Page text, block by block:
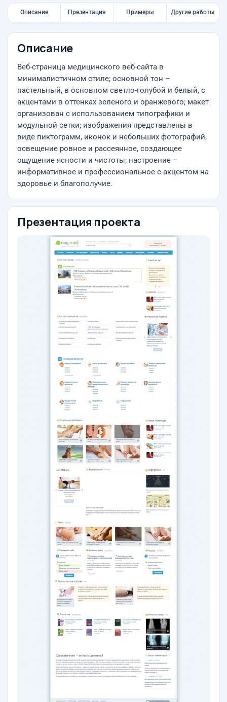
Описание Презентация Примеры Другие работы
Описание
Веб-страница медицинского веб-сайта в
минималистичном стиле; основной тон –
пастельный, в основном светло-голубой и белый, с
акцентами в оттенках зеленого и оранжевого; макет
организован с использованием типографики и
модульной сетки; изображения представлены в
виде пиктограмм, иконок и небольших фотографий;
освещение ровное и рассеянное, создающее
ощущение ясности и чистоты; настроение –
информативное и профессиональное с акцентом на
здоровье и благополучие.
Презентация проекта